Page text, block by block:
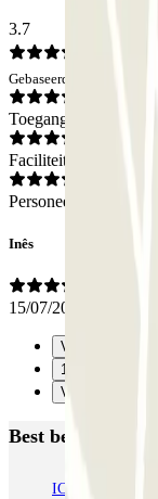
3.7
Gebaseerd op 1 meningen
Toegang
Faciliteiten
Personeel
Inês
15/07/2024
Vorige
1
Verzenden
Best beoordeelde
IC Plaza de